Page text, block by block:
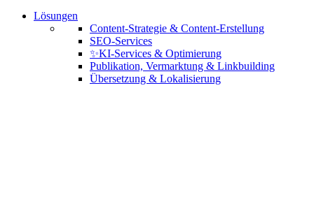
Lösungen
Content-Strategie & Content-Erstellung
SEO-Services
✨KI-Services & Optimierung
Publikation, Vermarktung & Linkbuilding
Übersetzung & Lokalisierung